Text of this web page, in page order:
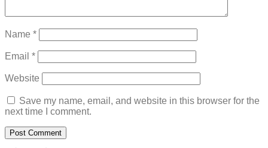
Name *
Email *
Website
Save my name, email, and website in this browser for the
next time I comment.